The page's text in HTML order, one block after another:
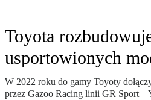
Toyota
usportowionych
W 2022 roku do gamy Toyoty
przez Gazoo Racing linii GR Sport –